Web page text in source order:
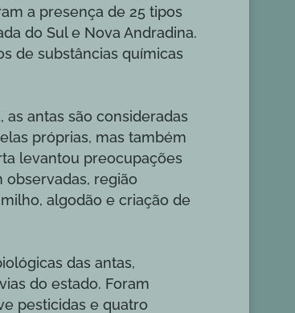
a presença de 25 tipos
do Sul e Nova Andradina.
de substâncias químicas
antas são consideradas
próprias, mas também
levantou preocupações
observadas, região
algodão e criação de
das antas,
do estado. Foram
pesticidas e quatro